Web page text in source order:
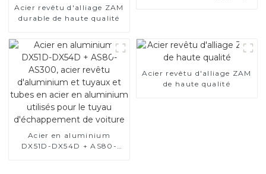
d'échappement de voiture
Fabricants
Acier revêtu d'alliage ZAM
durable de haute qualité
Acier en aluminium
DX51D-DX54D + AS80-
Acier revêtu d'alliage ZAM
de haute qualité